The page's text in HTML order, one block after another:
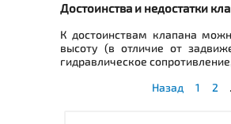
Достоинства и недостатки
К достоинствам клапана
высоту (в отличие от
гидравлическое
Назад
1 2